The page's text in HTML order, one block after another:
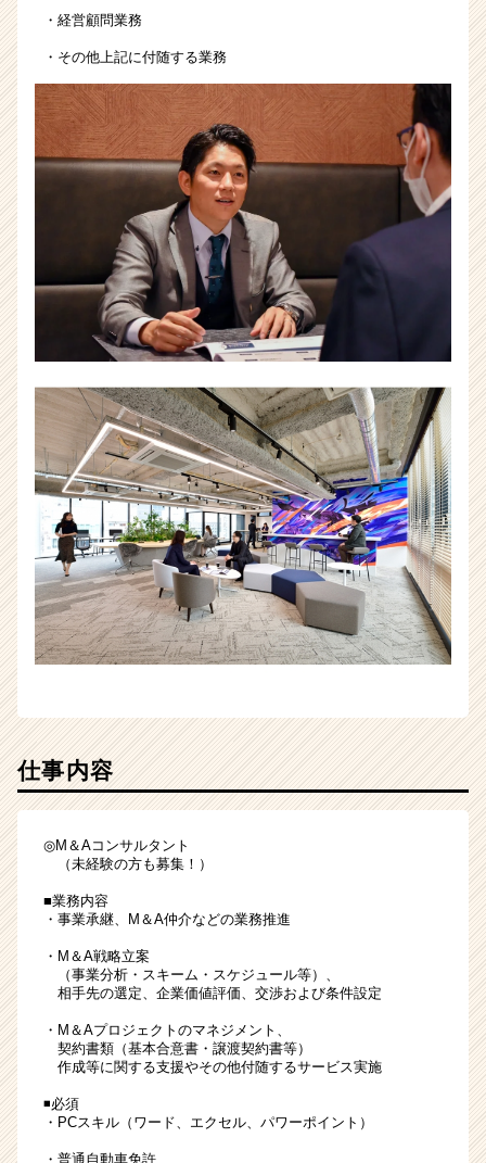
チ
ア
キ
ャ
リ
ア
（CheerCareer）
・経営顧問業務
・その他上記に付随する業務
仕事内容
◎M＆Aコンサルタント
（未経験の方も募集！）
■業務内容
・事業承継、M＆A仲介などの業務推進
・M＆A戦略立案
（事業分析・スキーム・スケジュール等）、
相手先の選定、企業価値評価、交渉および条件設定
・M＆Aプロジェクトのマネジメント、
契約書類（基本合意書・譲渡契約書等）
作成等に関する支援やその他付随するサービス実施
◾️必須
・PCスキル（ワード、エクセル、パワーポイント）
・普通自動車免許